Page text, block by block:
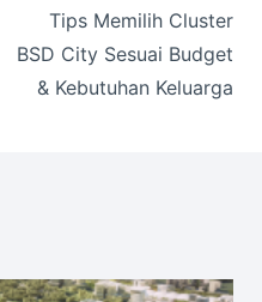
Tips Memilih Cluster
BSD City Sesuai Budget
& Kebutuhan Keluarga